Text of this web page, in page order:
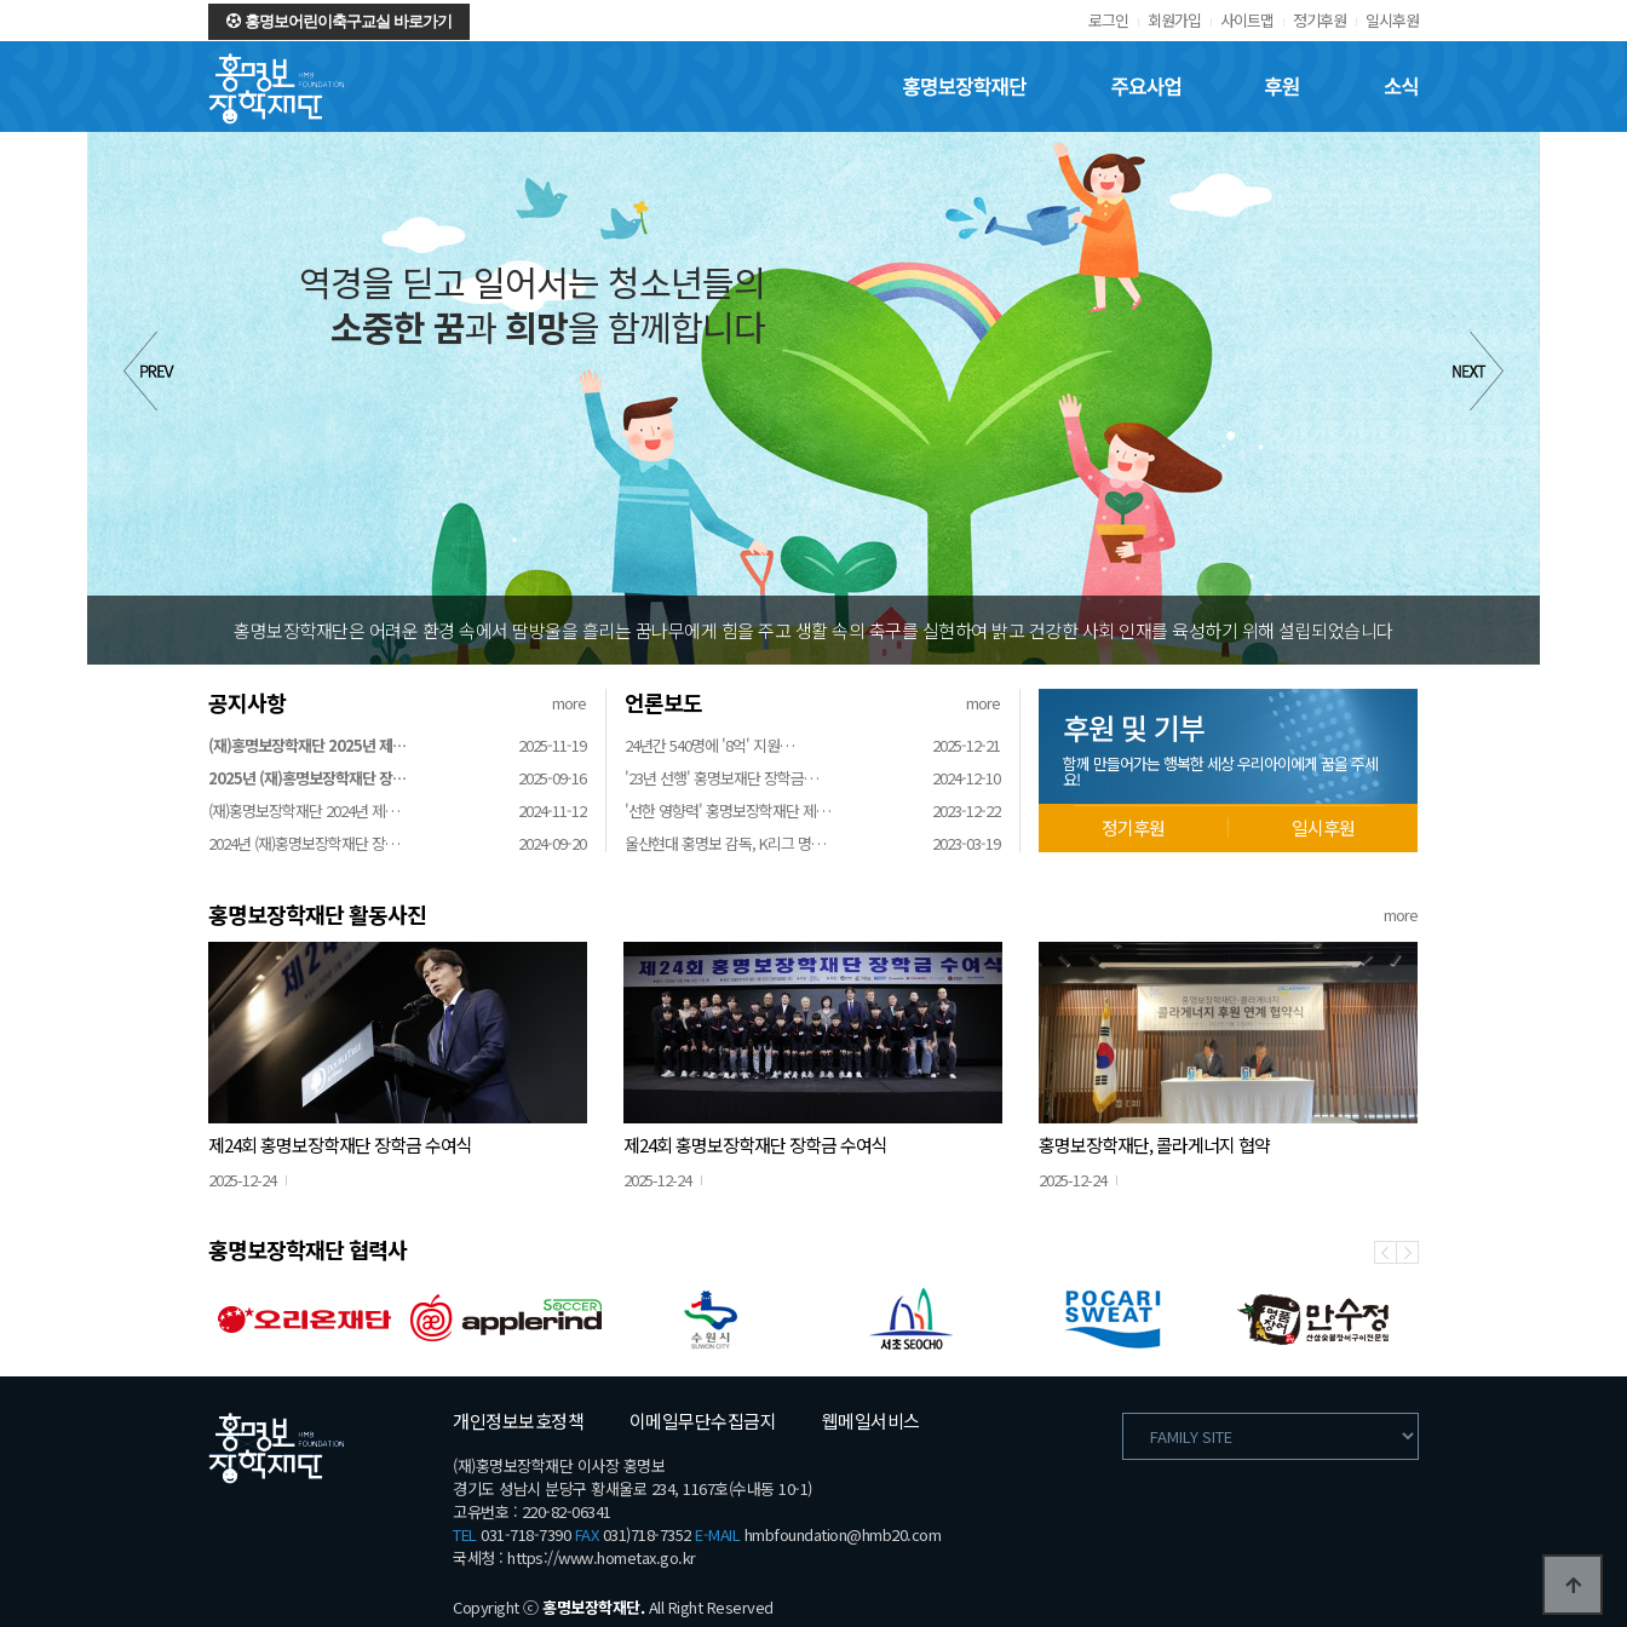
홍명보어린이축구교실 바로가기 로그인 회원가입 사이트맵 정기후원 일시후원
홍명보장학재단 주요사업 후원 소식
역경을 딛고 일어서는 청소년들의
소중한 꿈과희망을 함께합니다
홍명보장학재단은 어려운 환경 속에서 땀방울을 흘리는 꿈나무에게 힘을 주고 생활 속의 축구를 실현하여 밝고 건강한 사회 인재를 육성하기 위해 설립되었습니다
공지사항
more
(재)홍명보장학재단 2025년 제…
2025-11-19
2025년 (재)홍명보장학재단 장…
2025-09-16
(재)홍명보장학재단 2024년 제…
2024-11-12
2024년 (재)홍명보장학재단 장…
2024-09-20
언론보도
more
24년간 540명에 '8억' 지원…
2025-12-21
'23년 선행' 홍명보재단 장학금…
2024-12-10
'선한 영향력' 홍명보장학재단 제…
2023-12-22
울산현대 홍명보 감독, K리그 명…
2023-03-19
후원 및 기부
함께 만들어가는 행복한 세상 우리아이에게 꿈을 주세
요!
정기후원 일시후원
홍명보장학재단 활동사진 more
제24회 홍명보장학재단 장학금 수여식
2025-12-24
제24회 홍명보장학재단 장학금 수여식
2025-12-24
홍명보장학재단, 콜라게너지 협약
2025-12-24
홍명보장학재단 협력사
개인정보보호정책 이메일무단수집금지 웹메일서비스
(재)홍명보장학재단 이사장 홍명보
경기도 성남시 분당구 황새울로 234, 1167호(수내동 10-1)
고유번호 : 220-82-06341
TEL031-718-7390FAX031)718-7352E-MAILhmbfoundation@hmb20.com
국세청 : https://www.hometax.go.kr
Copyright ⓒ홍명보장학재단.All Right Reserved